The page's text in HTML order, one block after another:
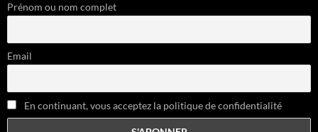
Prénom ou nom complet
Email
En continuant, vous acceptez la politique de confidentialité